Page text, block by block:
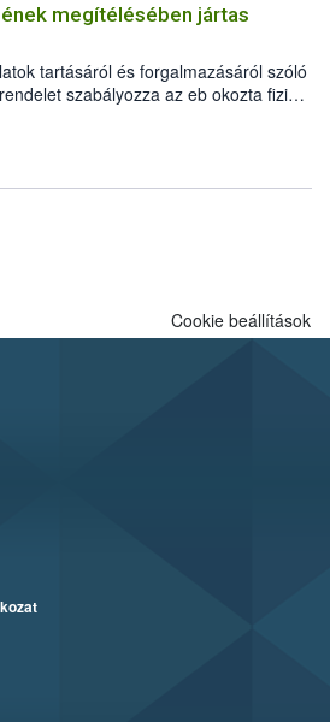
megítélésében jártas
tartásáról és forgalmazásáról szóló
szabályozza az eb okozta fizikai
keletkezésekor felmerülő
a veszélyes eb tartását és annak
megítélésében jártas szakértőt.
Cookie beállítások